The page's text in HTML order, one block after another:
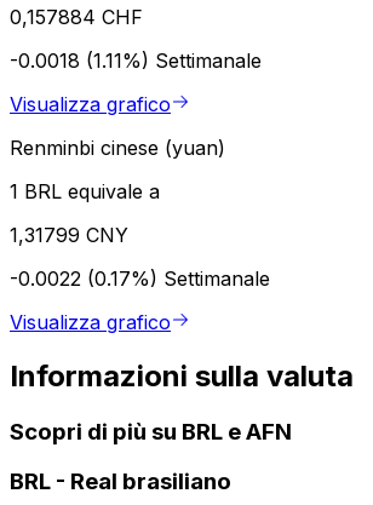
0,157884 CHF
-0.0018 (1.11%) Settimanale
Visualizza grafico
Renminbi cinese (yuan)
1 BRL equivale a
1,31799 CNY
-0.0022 (0.17%) Settimanale
Visualizza grafico
Informazioni sulla valuta
Scopri di più su BRL e AFN
BRL - Real brasiliano